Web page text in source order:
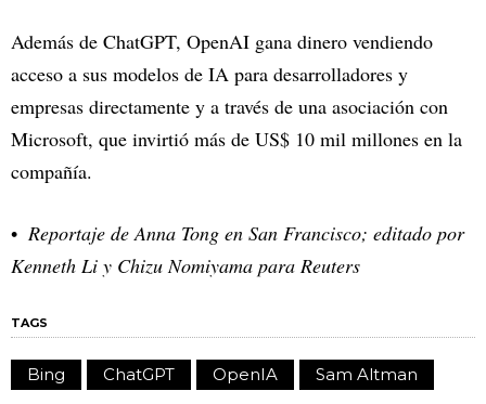
Además de ChatGPT, OpenAI gana dinero vendiendo
acceso a sus modelos de IA para desarrolladores y
empresas directamente y a través de una asociación con
Microsoft, que invirtió más de US$ 10 mil millones en la
compañía.
Reportaje de Anna Tong en San Francisco; editado por
Kenneth Li y Chizu Nomiyama para Reuters
TAGS
Bing ChatGPT OpenIA Sam Altman